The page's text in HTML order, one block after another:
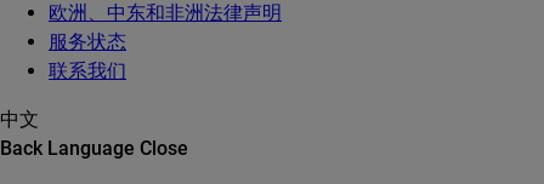
欧洲、中东和非洲法律声明
服务状态
联系我们
中文
Back Language Close